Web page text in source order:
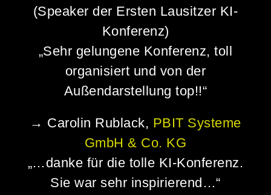
(Speaker der Ersten Lausitzer KI-
Konferenz)
„Sehr gelungene Konferenz, toll
organisiert und von der
Außendarstellung top!!“
→ Carolin Rublack, PBIT Systeme
GmbH & Co. KG
„… danke für die tolle KI-Konferenz.
Sie war sehr inspirierend…“